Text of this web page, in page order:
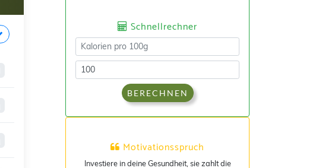
Schnellrechner
BERECHNEN
Motivationsspruch
Investiere in deine Gesundheit, sie zahlt die